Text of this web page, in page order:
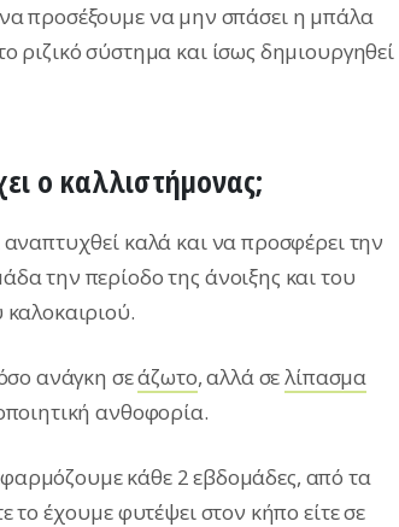
προσέξουμε να μην σπάσει η μπάλα
ριζικό σύστημα και ίσως δημιουργηθεί
ο καλλιστήμονας;
καλά και να προσφέρει την
την περίοδο της άνοιξης και του
ανάγκη σεάζωτο, αλλά σελίπασμα
ανθοφορία.
κάθε 2 εβδομάδες, από τα
το έχουμε φυτέψει στον κήπο είτε σε